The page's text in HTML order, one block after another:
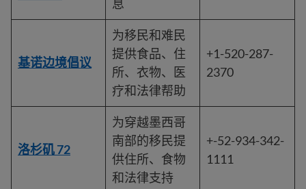
息
基诺边境倡议
为移民和难民
提供食品、住
所、衣物、医
疗和法律帮助
+1-520-287-
2370
洛杉矶 72
为穿越墨西哥
南部的移民提
供住所、食物
和法律支持
+-52-934-342-
1111